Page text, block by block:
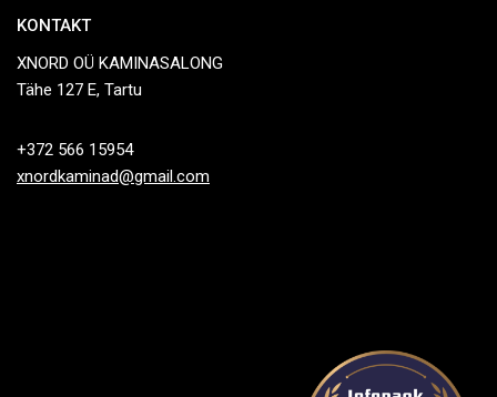
KONTAKT
XNORD OÜ KAMINASALONG
Tähe 127 E, Tartu
+372 566 15954
xnordkaminad@gmail.com